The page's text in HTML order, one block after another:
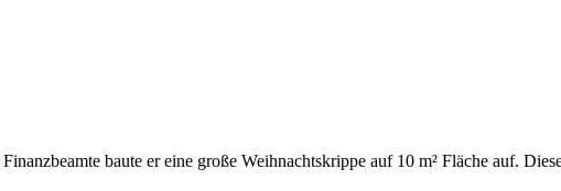
baute er eine große Weihnachtskrippe auf 10 m² Fläche auf.